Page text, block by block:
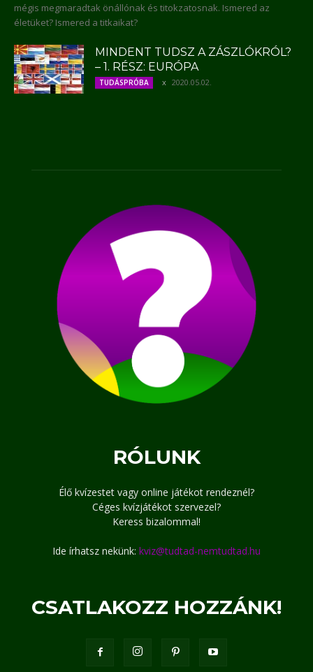
mégis megmaradtak önállónak és titokzatosnak. Ismered az
életüket? Ismered a titkaikat?
MINDENT TUDSZ A ZÁSZLÓKRÓL?
– 1. RÉSZ: EURÓPA
TUDÁSPRÓBA 2020.05.02.
RÓLUNK
Élő kvízestet vagy online játékot rendeznél?
Céges kvízjátékot szervezel?
Keress bizalommal!
Ide írhatsz nekünk: kviz@tudtad-nemtudtad.hu
CSATLAKOZZ HOZZÁNK!